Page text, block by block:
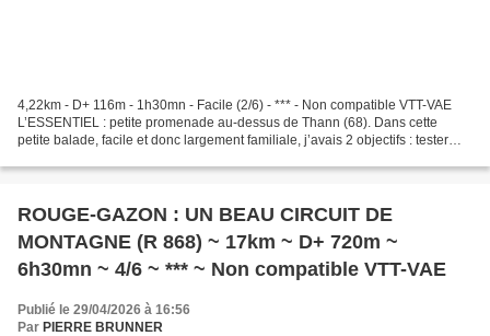
4,22km - D+ 116m - 1h30mn - Facile (2/6) - *** - Non compatible VTT-VAE
L’ESSENTIEL : petite promenade au-dessus de Thann (68). Dans cette
petite balade, facile et donc largement familiale, j’avais 2 objectifs : tester
ROUGE-GAZON : UN BEAU CIRCUIT DE
MONTAGNE (R 868) ~ 17km ~ D+ 720m ~
6h30mn ~ 4/6 ~ *** ~ Non compatible VTT-VAE
Publié le 29/04/2026 à 16:56
Par PIERRE BRUNNER